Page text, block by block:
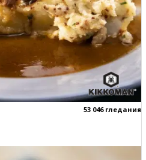
53 046 гледания